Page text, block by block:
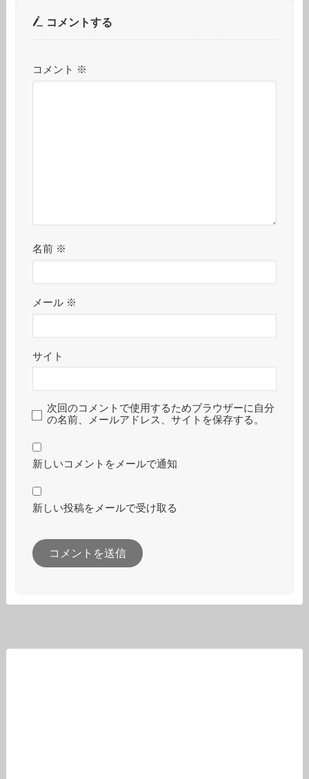
コメントする
コメント ※
名前 ※
メール ※
サイト
次回のコメントで使用するためブラウザーに自分
の名前、メールアドレス、サイトを保存する。
新しいコメントをメールで通知
新しい投稿をメールで受け取る